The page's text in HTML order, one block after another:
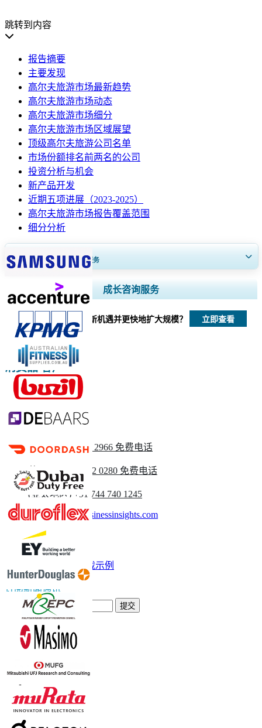
跳转到内容
报告摘要
主要发现
高尔夫旅游市场最新趋势
高尔夫旅游市场动态
高尔夫旅游市场细分
高尔夫旅游市场区域展望
顶级高尔夫旅游公司名单
市场份额排名前两名的公司
投资分析与机会
新产品开发
近期五项进展（2023-2025）
高尔夫旅游市场报告覆盖范围
细分分析
获得30至60小时 免费定制服务
扩大区域和国家覆盖范围， 细分市场分析， 公司简介， 竞争基准分析，
以及最终用户洞察。
立即定制
成长咨询服务
我们如何帮助您发现新机遇并更快地扩大规模？ 立即查看
消费品 客户
请与我们联系
美国+1 833 909 2966 免费电话
英国 +44 808 502 0280 免费电话
(亚太地区) +91 744 740 1245
sales@fortunebusinessinsights.com
称呼
电子邮件
下载示例
订阅新闻通讯
提交
信任在线